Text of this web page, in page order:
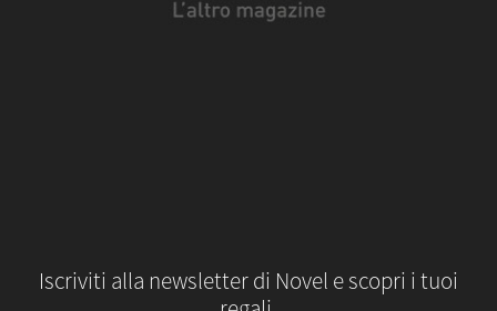
Iscriviti alla newsletter di Novel e scopri i tuoi